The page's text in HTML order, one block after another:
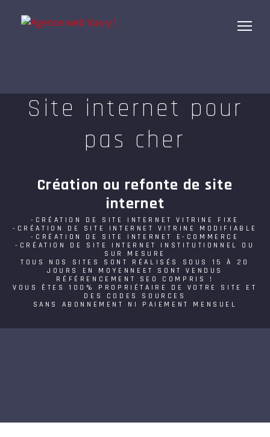
Site internet pour
pas cher
Création ou refonte de site
internet
-CRÉATION DE SITE INTERNET VITRINE FIXE
-CRÉATION DE SITE INTERNET VITRINE MODIFIABLE
-CRÉATION DE SITE INTERNET E-COMMERCE
-CRÉATION DE SITE INTERNET INSTITUTIONNEL OU
SUR MESURE
TOUS NOS SITES SONT RÉALISÉS SOUS 15 À 20
JOURS EN MOYENNEET SONT VENDUS
RÉFÉRENCEMENT SEO COMPRIS !
VOUS ÊTES 100% PROPRIÉTAIRE DE VOTRE SITE ET
DES CODES SOURCES
SANS ABONNEMENT NI PAIEMENT MENSUEL